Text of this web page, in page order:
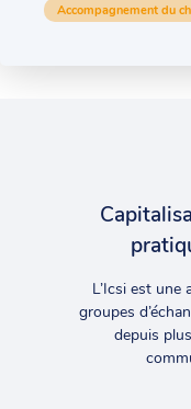
Accompagnement du
L’Icsi est une
groupes
depuis